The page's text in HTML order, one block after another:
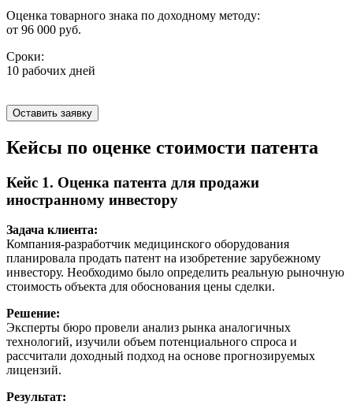
Оценка товарного знака по доходному методу:
от 96 000 руб.
Сроки:
10 рабочих дней
Оставить заявку
Кейсы по оценке стоимости патента
Кейc 1. Оценка патента для продажи
иностранному инвестору
Задача клиента:
Компания-разработчик медицинского оборудования
планировала продать патент на изобретение зарубежному
инвестору. Необходимо было определить реальную рыночную
стоимость объекта для обоснования цены сделки.
Решение:
Эксперты бюро провели анализ рынка аналогичных
технологий, изучили объем потенциального спроса и
рассчитали доходный подход на основе прогнозируемых
лицензий.
Результат: